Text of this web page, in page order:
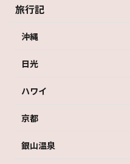
旅行記
沖縄
日光
ハワイ
京都
銀山温泉